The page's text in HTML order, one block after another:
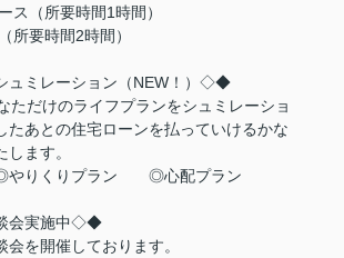
ス（所要時間1時間）
所要時間2時間）
ミレーション（NEW！）◇◆
ただけのライフプランをシュミレーショ
たあとの住宅ローンを払っていけるかな
ます。
りくりプラン ◎心配プラン
会実施中◇◆
を開催しております。